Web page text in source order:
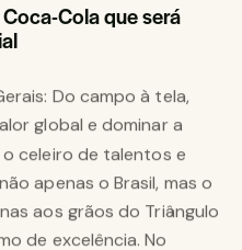
Cola que será